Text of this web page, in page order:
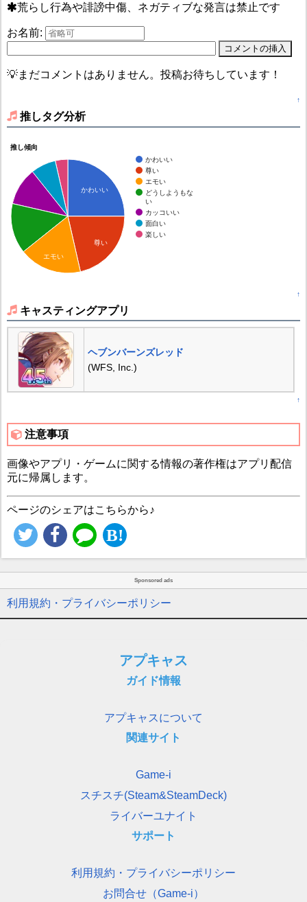
荒らし行為や誹謗中傷、ネガティブな発言は禁止です
お名前:
💡まだコメントはありません。投稿お待ちしています！
↑
推しタグ分析
推し傾向
かわいい
尊い
エモい
どうしようもな
い
カッコいい
面白い
楽しい
かわいい
尊い
エモい
↑
キャスティングアプリ
ヘブンバーンズレッド
(WFS, Inc.)
↑
注意事項
画像やアプリ・ゲームに関する情報の著作権はアプリ配信
元に帰属します。
ページのシェアはこちらから♪
Sponsored ads
利用規約・プライバシーポリシー
アプキャス
ガイド情報
アプキャスについて
関連サイト
Game-i
スチスチ(Steam&SteamDeck)
ライバーユナイト
サポート
利用規約・プライバシーポリシー
お問合せ（Game-i）